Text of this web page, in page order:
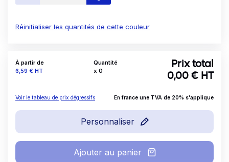
Réinitialiser les quantités de cette couleur
À partir de
Prix
6,59 € HT
Quantité
x 0
Prix total
0,00 € HT
Voir le tableau de prix dégressifs En france une TVA de 20% s'applique
Personnaliser
Ajouter au panier